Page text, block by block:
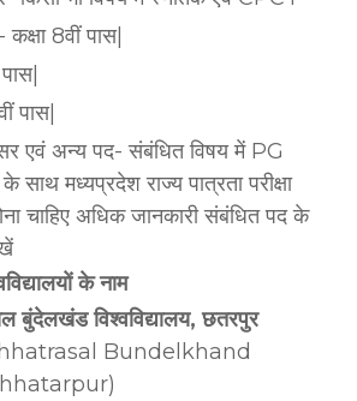
कक्षा 8वीं पास|
पास|
एवं अन्य पद- संबंधित विषय में PG
मध्यप्रदेश राज्य पात्रता परीक्षा
चाहिए अधिक जानकारी संबंधित पद के
के नाम
बुंदेलखंड विश्वविद्यालय, छतरपुर
Bundelkhand